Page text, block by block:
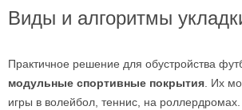
Виды и алгоритмы
Практичное решение для обустройства
модульные спортивные покрытия. Их
игры в волейбол, теннис, на роллердромах.